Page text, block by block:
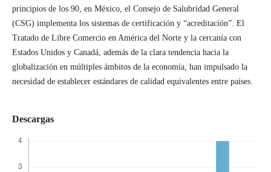
principios de los 90, en México, el Consejo de Salubridad General
(CSG) implementa los sistemas de certificación y “acreditación”. El
Tratado de Libre Comercio en América del Norte y la cercanía con
Estados Unidos y Canadá, además de la clara tendencia hacia la
globalización en múltiples ámbitos de la economía, han impulsado la
necesidad de establecer estándares de calidad equivalentes entre países.
Descargas